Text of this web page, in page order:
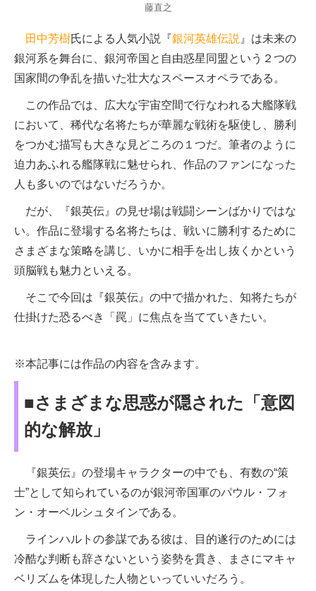
藤直之
田中芳樹氏による人気小説『銀河英雄伝説 』は未来の
銀河系を舞台に、銀河帝国と自由惑星同盟という２つの
国家間の争乱を描いた壮大なスペースオペラである。
この作品では、広大な宇宙空間で行なわれる大艦隊戦
において、稀代な名将たちが華麗な戦術を駆使し、勝利
をつかむ描写も大きな見どころの１つだ。筆者のように
迫力あふれる艦隊戦に魅せられ、作品のファンになった
人も多いのではないだろうか。
だが、『銀英伝』の見せ場は戦闘シーンばかりではな
い。作品に登場する名将たちは、戦いに勝利するために
さまざまな策略を講じ、いかに相手を出し抜くかという
頭脳戦も魅力といえる。
そこで今回は『銀英伝』の中で描かれた、知将たちが
仕掛けた恐るべき「罠」に焦点を当てていきたい。
※本記事には作品の内容を含みます。
■さまざまな思惑が隠された「意図
的な解放」
『銀英伝』の登場キャラクターの中でも、有数の“策
士”として知られているのが銀河帝国軍のパウル・フォ
ン・オーベルシュタインである。
ラインハルトの参謀である彼は、目的遂行のためには
冷酷な判断も辞さないという姿勢を貫き、まさにマキャ
ベリズムを体現した人物といっていいだろう。